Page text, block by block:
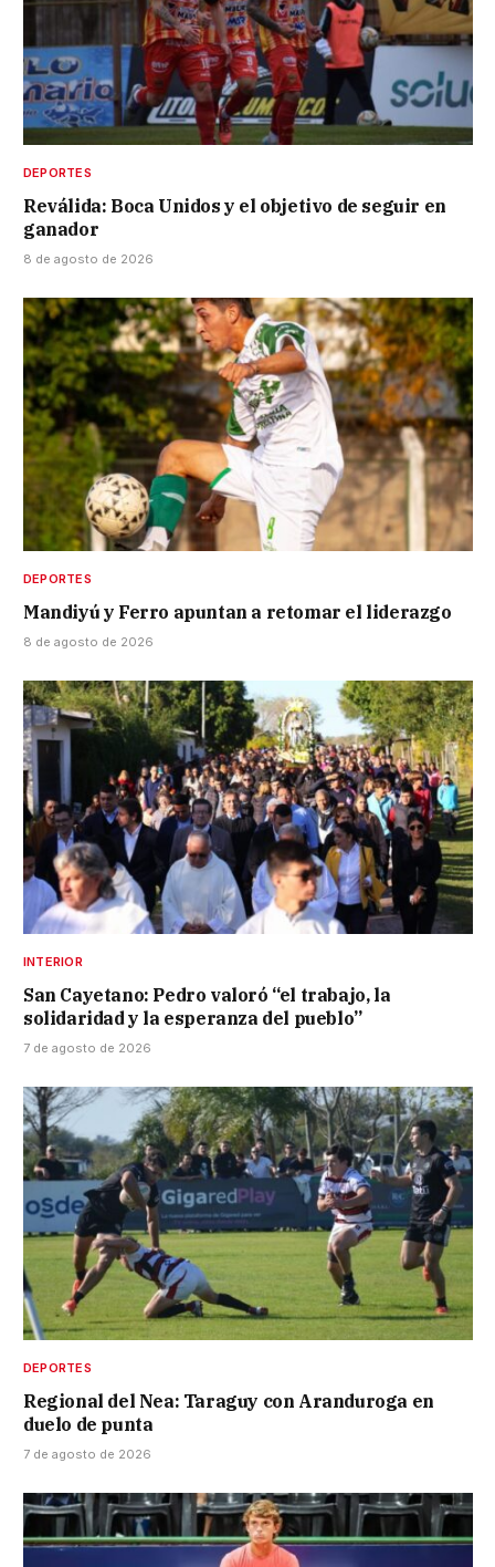
DEPORTES
Reválida: Boca Unidos y el objetivo de seguir en
ganador
8 de agosto de 2026
DEPORTES
Mandiyú y Ferro apuntan a retomar el liderazgo
8 de agosto de 2026
INTERIOR
San Cayetano: Pedro valoró “el trabajo, la
solidaridad y la esperanza del pueblo”
7 de agosto de 2026
DEPORTES
Regional del Nea: Taraguy con Aranduroga en
duelo de punta
7 de agosto de 2026